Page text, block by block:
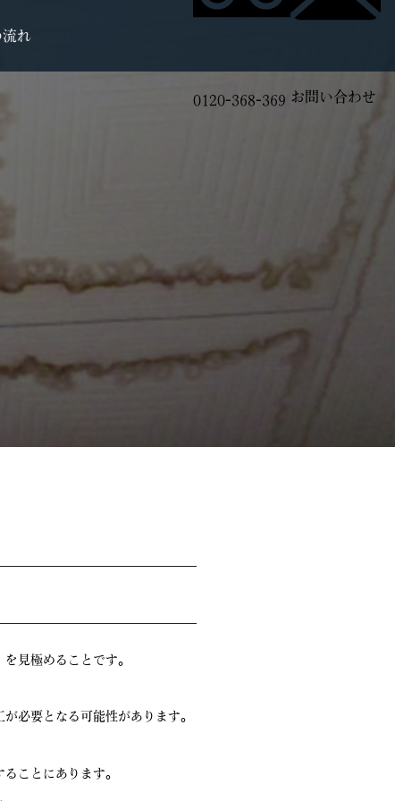
流れ
0120-368-369 お問い合わせ
見極めることです。
必要となる可能性があります。
ことにあります。